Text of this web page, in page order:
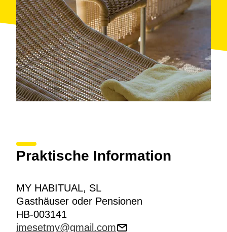
Praktische Information
MY HABITUAL, SL
Gasthäuser oder Pensionen
HB-003141
imesetmy@gmail.com